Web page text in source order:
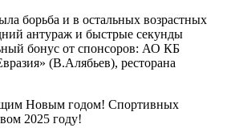
борьба и в остальных возрастных
антураж и быстрые секунды
бонус от спонсоров: АО КБ
(В.Алябьев), ресторана
Новым годом! Спортивных
2025 году!